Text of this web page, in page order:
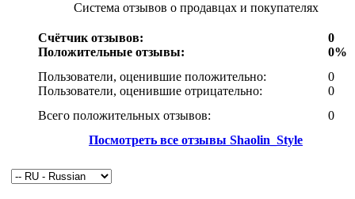
Система отзывов о продавцах и покупателях
Счётчик отзывов:
Положительные отзывы:
0
0%
Пользователи, оценившие положительно:
Пользователи, оценившие отрицательно:
0
0
Всего положительных отзывов:
0
Посмотреть все отзывы Shaolin_Style